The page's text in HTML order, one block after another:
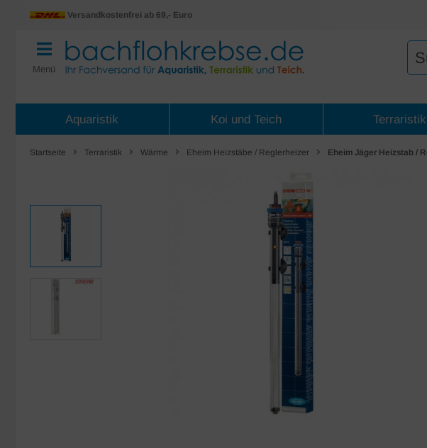
Versandkostenfrei ab 69,- Euro
Menü
Aquaristik Koi und Teich Terraristik
Startseite Terraristik Wärme Eheim Heizstäbe / Reglerheizer Eheim Jäger Heizstab /